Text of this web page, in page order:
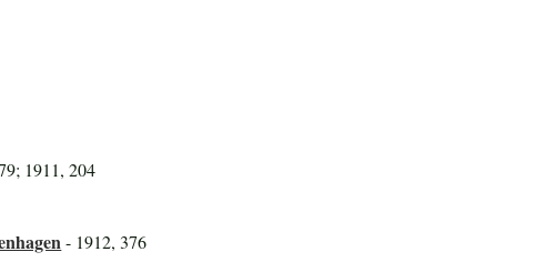
1911, 204
- 1912, 376